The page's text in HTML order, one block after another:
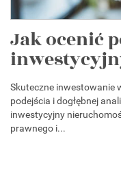
Jak ocenić
Skuteczne inwestowanie
podejścia i dogłębnej
inwestycyjny
prawnego i...